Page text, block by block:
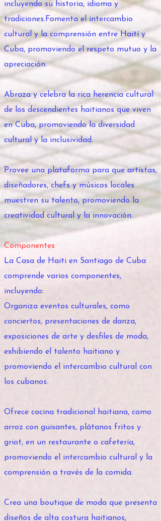
incluyendo su historia, idioma y
tradiciones.Fomenta el intercambio
cultural y la comprensión entre Haití y
Cuba, promoviendo el respeto mutuo y la
apreciación.
Abraza y celebra la rica herencia cultural
de los descendientes haitianos que viven
en Cuba, promoviendo la diversidad
cultural y la inclusividad.
Provee una plataforma para que artistas,
diseñadores, chefs y músicos locales
muestren su talento, promoviendo la
creatividad cultural y la innovación.
Componentes
La Casa de Haiti en Santiago de Cuba
comprende varios componentes,
incluyendo:
Organiza eventos culturales, como
conciertos, presentaciones de danza,
exposiciones de arte y desfiles de moda,
exhibiendo el talento haitiano y
promoviendo el intercambio cultural con
los cubanos.
Ofrece cocina tradicional haitiana, como
arroz con guisantes, plátanos fritos y
griot, en un restaurante o cafetería,
promoviendo el intercambio cultural y la
comprensión a través de la comida.
Crea una boutique de moda que presenta
diseños de alta costura haitianos,